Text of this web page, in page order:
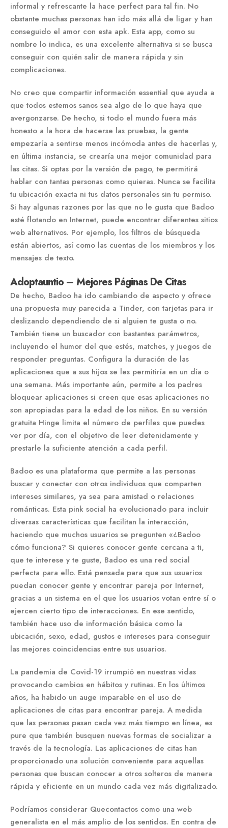
informal y refrescante la hace perfect para tal fin. No
obstante muchas personas han ido más allá de ligar y han
conseguido el amor con esta apk. Esta app, como su
nombre lo indica, es una excelente alternativa si se busca
conseguir con quién salir de manera rápida y sin
complicaciones.
No creo que compartir información essential que ayuda a
que todos estemos sanos sea algo de lo que haya que
avergonzarse. De hecho, si todo el mundo fuera más
honesto a la hora de hacerse las pruebas, la gente
empezaría a sentirse menos incómoda antes de hacerlas y,
en última instancia, se crearía una mejor comunidad para
las citas. Si optas por la versión de pago, te permitirá
hablar con tantas personas como quieras. Nunca se facilita
tu ubicación exacta ni tus datos personales sin tu permiso.
Si hay algunas razones por las que no le gusta que Badoo
esté flotando en Internet, puede encontrar diferentes sitios
web alternativos. Por ejemplo, los filtros de búsqueda
están abiertos, así como las cuentas de los miembros y los
mensajes de texto.
Adoptauntio – Mejores Páginas De Citas
De hecho, Badoo ha ido cambiando de aspecto y ofrece
una propuesta muy parecida a Tinder, con tarjetas para ir
deslizando dependiendo de si alguien te gusta o no.
También tiene un buscador con bastantes parámetros,
incluyendo el humor del que estés, matches, y juegos de
responder preguntas. Configura la duración de las
aplicaciones que a sus hijos se les permitiría en un día o
una semana. Más importante aún, permite a los padres
bloquear aplicaciones si creen que esas aplicaciones no
son apropiadas para la edad de los niños. En su versión
gratuita Hinge limita el número de perfiles que puedes
ver por día, con el objetivo de leer detenidamente y
prestarle la suficiente atención a cada perfil.
Badoo es una plataforma que permite a las personas
buscar y conectar con otros individuos que comparten
intereses similares, ya sea para amistad o relaciones
románticas. Esta pink social ha evolucionado para incluir
diversas características que facilitan la interacción,
haciendo que muchos usuarios se pregunten «¿Badoo
cómo funciona? Si quieres conocer gente cercana a ti,
que te interese y te guste, Badoo es una red social
perfecta para ello. Está pensada para que sus usuarios
puedan conocer gente y encontrar pareja por Internet,
gracias a un sistema en el que los usuarios votan entre sí o
ejercen cierto tipo de interacciones. En ese sentido,
también hace uso de información básica como la
ubicación, sexo, edad, gustos e intereses para conseguir
las mejores coincidencias entre sus usuarios.
La pandemia de Covid-19 irrumpió en nuestras vidas
provocando cambios en hábitos y rutinas. En los últimos
años, ha habido un auge imparable en el uso de
aplicaciones de citas para encontrar pareja. A medida
que las personas pasan cada vez más tiempo en línea, es
pure que también busquen nuevas formas de socializar a
través de la tecnología. Las aplicaciones de citas han
proporcionado una solución conveniente para aquellas
personas que buscan conocer a otros solteros de manera
rápida y eficiente en un mundo cada vez más digitalizado.
Podríamos considerar Quecontactos como una web
generalista en el más amplio de los sentidos. En contra de